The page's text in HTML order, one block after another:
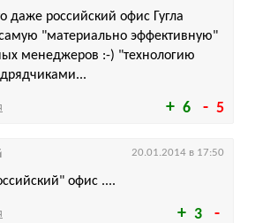
6 5
даже российский офис Гугла
"материально эффективную"
менеджеров :-) "технологию
3
офис ....
20.01.2014 в 17:50